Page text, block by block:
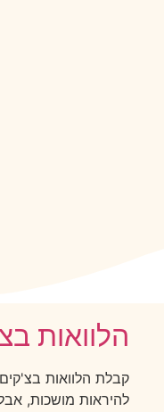
הלוואות
קבלת הלוואות
להיראות מושכות,